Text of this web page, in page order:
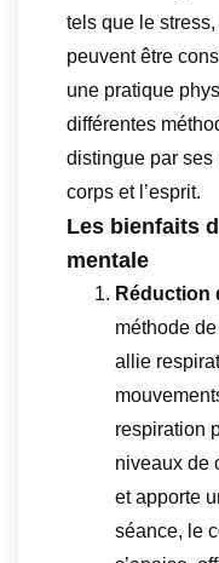
tels que le
peuvent être
une pratique
différentes
distingue par
corps et l’esprit.
Les bienfaits
mentale
Réduction
méthode
allie
respiration
niveaux de
et apporte
séance, le